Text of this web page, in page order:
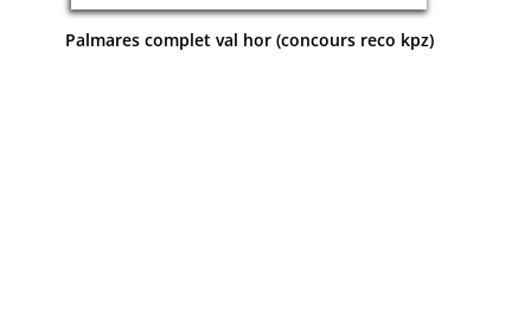
Palmares complet val hor (concours reco kpz)